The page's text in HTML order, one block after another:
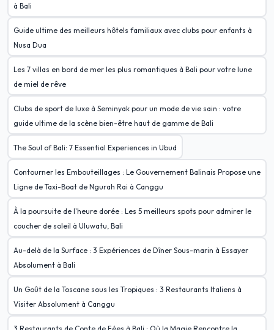
à Bali
Guide ultime des meilleurs hôtels familiaux avec clubs pour enfants à
Nusa Dua
Les 7 villas en bord de mer les plus romantiques à Bali pour votre lune
de miel de rêve
Clubs de sport de luxe à Seminyak pour un mode de vie sain : votre
guide ultime de la scène bien-être haut de gamme de Bali
The Soul of Bali: 7 Essential Experiences in Ubud
Contourner les Embouteillages : Le Gouvernement Balinais Propose une
Ligne de Taxi-Boat de Ngurah Rai à Canggu
À la poursuite de l'heure dorée : Les 5 meilleurs spots pour admirer le
coucher de soleil à Uluwatu, Bali
Au-delà de la Surface : 3 Expériences de Dîner Sous-marin à Essayer
Absolument à Bali
Un Goût de la Toscane sous les Tropiques : 3 Restaurants Italiens à
Visiter Absolument à Canggu